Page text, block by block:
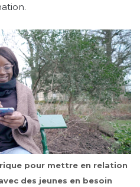
pour mettre en relation
des jeunes en besoin